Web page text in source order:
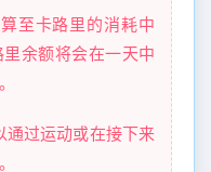
至卡路里的消耗中
余额将会在一天中
通过运动或在接下来